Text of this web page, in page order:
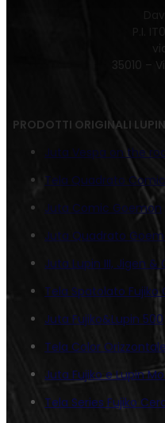
P.I.
35010 –
PRODOTTI ORIGINALI
Juta Vespa on the
Tela Quadrato
Juta Comic Goemon
Juta Quadrato
Juta Lupin III, Jigen &
Tela Spatolato Fujiko
Juta Fujiko&Lupin 500
Tela Color
Juta Fujiko e Lupin
Tela Series Fujiko